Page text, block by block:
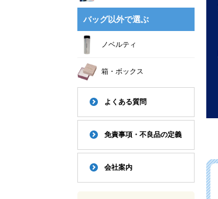
バッグ以外で選ぶ
ノベルティ
箱・ボックス
よくある質問
免責事項・不良品の定義
会社案内